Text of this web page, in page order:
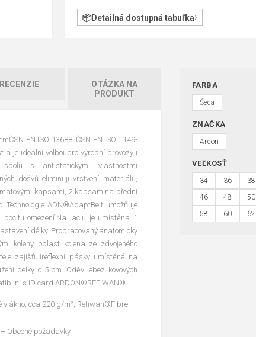
Detailná dostupná tabuľka
RECENZIE
OTÁZKA NA
PRODUKT
EN ISO 13688, ČSN EN ISO 1149-
je ideální volboupro výrobní provozy i
spolu s antistatickými vlastnostmi
došvů eliminují vrstvení materiálu,
kapsami, 2 kapsamina přední
ADN®AdaptBelt umožňuje
omezení.Na laclu je umístěna 1
délky. Propracovaný,anatomicky
koleny, oblast kolena ze zdvojeného
zajišťujíreflexní pásky umístěné na
délky o 5 cm. Oděv jebez kovových
s ID card ARDON®REFIWAN®.
vlákno, cca 220 g/m², Refiwan®Fibre
Obecné požadavky
FARBA
Šedá
ZNAČKA
Ardon
VEĽKOSŤ
34 36 38
46
48 50
58
60 62